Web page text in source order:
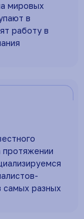
мировых
в
работу в
протяжении
разных